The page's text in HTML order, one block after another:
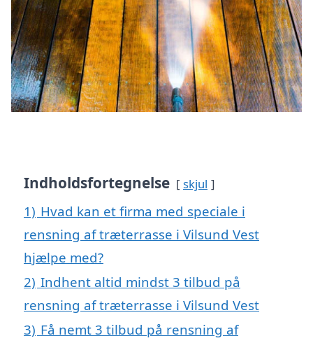
Indholdsfortegnelse skjul
1) Hvad kan et firma med speciale i
rensning af træterrasse i Vilsund Vest
hjælpe med?
2) Indhent altid mindst 3 tilbud på
rensning af træterrasse i Vilsund Vest
3) Få nemt 3 tilbud på rensning af